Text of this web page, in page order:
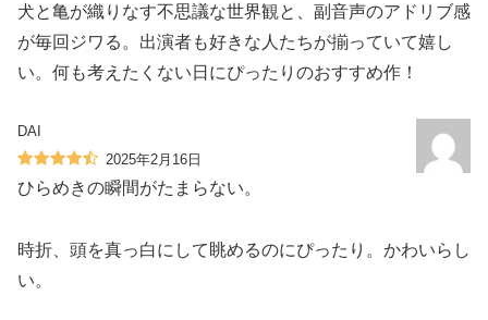
犬と亀が織りなす不思議な世界観と、副音声のアドリブ感
が毎回ジワる。出演者も好きな人たちが揃っていて嬉し
い。何も考えたくない日にぴったりのおすすめ作！
DAI
2025年2月16日
ひらめきの瞬間がたまらない。
時折、頭を真っ白にして眺めるのにぴったり。かわいらし
い。